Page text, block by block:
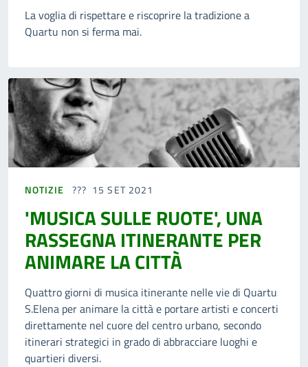
La voglia di rispettare e riscoprire la tradizione a
Quartu non si ferma mai.
NOTIZIE 15 SET 2021
'MUSICA SULLE RUOTE', UNA
RASSEGNA ITINERANTE PER
ANIMARE LA CITTÀ
Quattro giorni di musica itinerante nelle vie di Quartu
S.Elena per animare la città e portare artisti e concerti
direttamente nel cuore del centro urbano, secondo
itinerari strategici in grado di abbracciare luoghi e
quartieri diversi.